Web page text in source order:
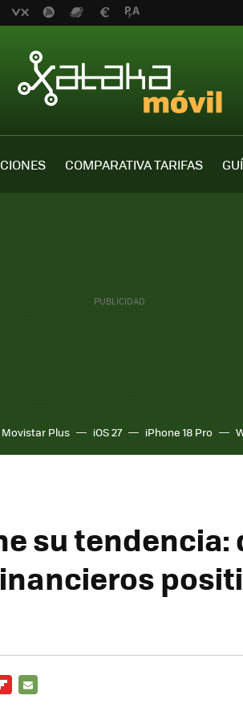
COMPARATIVA TARIFAS
Movistar Plus iOS 27 iPhone 18 Pro
su tendencia: